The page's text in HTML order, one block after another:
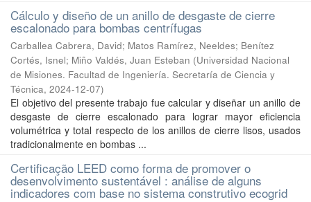
Cálculo y diseño de un anillo de desgaste de cierre
escalonado para bombas centrífugas
Carballea Cabrera, David; Matos Ramírez, Neeldes; Benítez
Cortés, Isnel; Miño Valdés, Juan Esteban (Universidad Nacional
de Misiones. Facultad de Ingeniería. Secretaría de Ciencia y
Técnica, 2024-12-07)
El objetivo del presente trabajo fue calcular y diseñar un anillo de
desgaste de cierre escalonado para lograr mayor eficiencia
volumétrica y total respecto de los anillos de cierre lisos, usados
tradicionalmente en bombas ...
Certiﬁcação LEED como forma de promover o
desenvolvimento sustentável : análise de alguns
indicadores com base no sistema construtivo ecogrid